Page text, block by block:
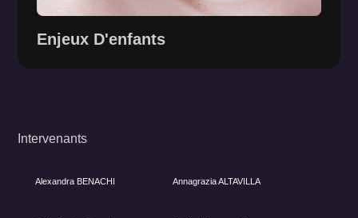
Dossier
Enjeux D'enfants
Intervenants
Alexandra BENACHI Annagrazia ALTAVILLA